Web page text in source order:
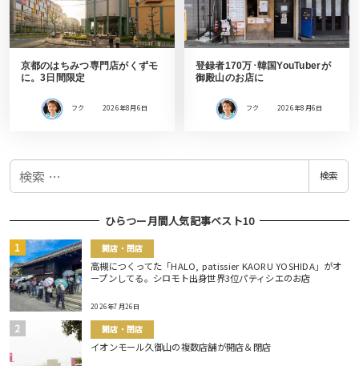
京都のはちみつ専門店がくずモ
に。3日間限定
フク 2026年8月6日
登録者170万･韓国YouTuberが
御殿山のお店に
フク 2026年8月6日
検
検索
ひらつー月間人気記事ベスト10
開店・閉店
高槻につくってた「HALO, patissier KAORU YOSHIDA」がオ
ープンしてる。シロモト出身世界3位パティシエのお店
2026年7月26日
開店・閉店
イオンモール久御山の複数店舗が開店＆閉店